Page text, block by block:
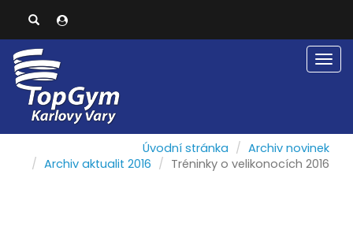
Úvodní stránka
Archiv novinek
Archiv aktualit 2016
Tréninky o velikonocích 2016